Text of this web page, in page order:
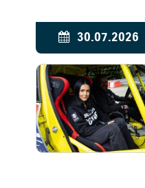
30.07.2026